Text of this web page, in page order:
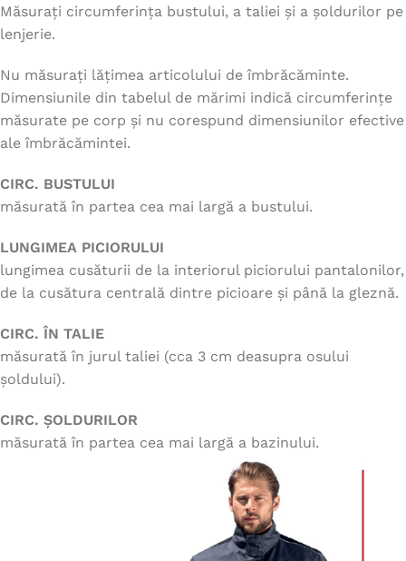
Măsurați circumferința bustului, a taliei și a șoldurilor pe
lenjerie.
Nu măsurați lățimea articolului de îmbrăcăminte.
Dimensiunile din tabelul de mărimi indică circumferințe
măsurate pe corp și nu corespund dimensiunilor efective
ale îmbrăcămintei.
CIRC. BUSTULUI
măsurată în partea cea mai largă a bustului.
LUNGIMEA PICIORULUI
lungimea cusăturii de la interiorul piciorului pantalonilor,
de la cusătura centrală dintre picioare și până la gleznă.
CIRC. ÎN TALIE
măsurată în jurul taliei (cca 3 cm deasupra osului
șoldului).
CIRC. ȘOLDURILOR
măsurată în partea cea mai largă a bazinului.